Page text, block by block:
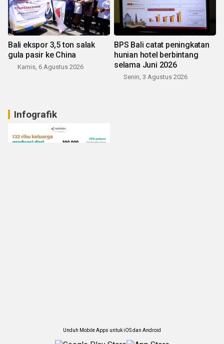
Bali ekspor 3,5 ton salak
gula pasir ke China
Kamis, 6 Agustus 2026
BPS Bali catat peningkatan
hunian hotel berbintang
selama Juni 2026
Senin, 3 Agustus 2026
Infografik
Unduh Mobile Apps untuk iOS dan Android